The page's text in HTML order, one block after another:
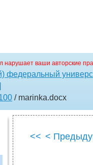
нарушает ваши авторские
федеральный
/ marinka.docx
<< <